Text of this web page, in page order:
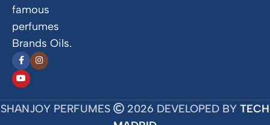
famous
perfumes
Brands Oils.
SHANJOY PERFUMES 2026 DEVELOPED BY TECH